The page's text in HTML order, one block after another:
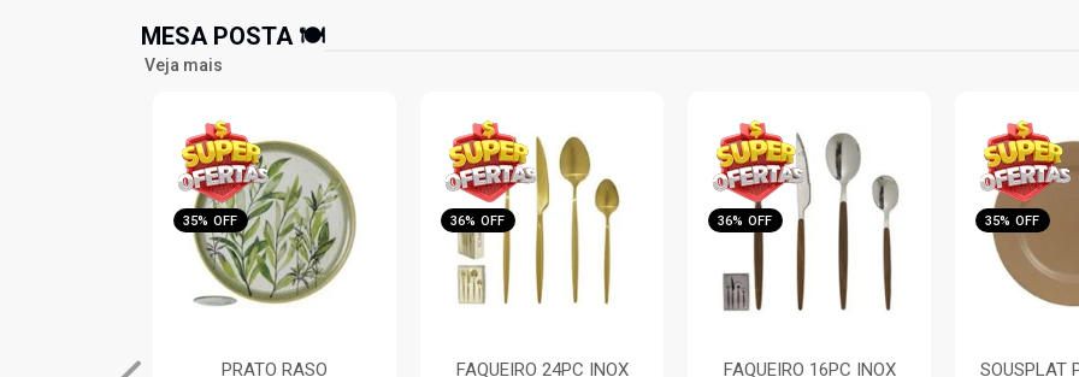
MESA POSTA 🍽️
Veja mais
36% OFF
FAQUEIRO 24PC INOX
36% OFF
FAQUEIRO 16PC INOX
35% OFF
SOUSPLAT PP MARROM
36% OFF